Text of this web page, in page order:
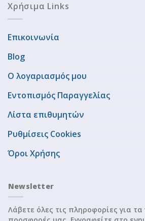
Χρήσιμα Links
Επικοινωνία
Blog
Ο λογαριασμός μου
Εντοπισμός Παραγγελίας
Λίστα επιθυμητών
Ρυθμίσεις Cookies
Όροι Χρήσης
Newsletter
Λάβετε όλες τις πληροφορίες για